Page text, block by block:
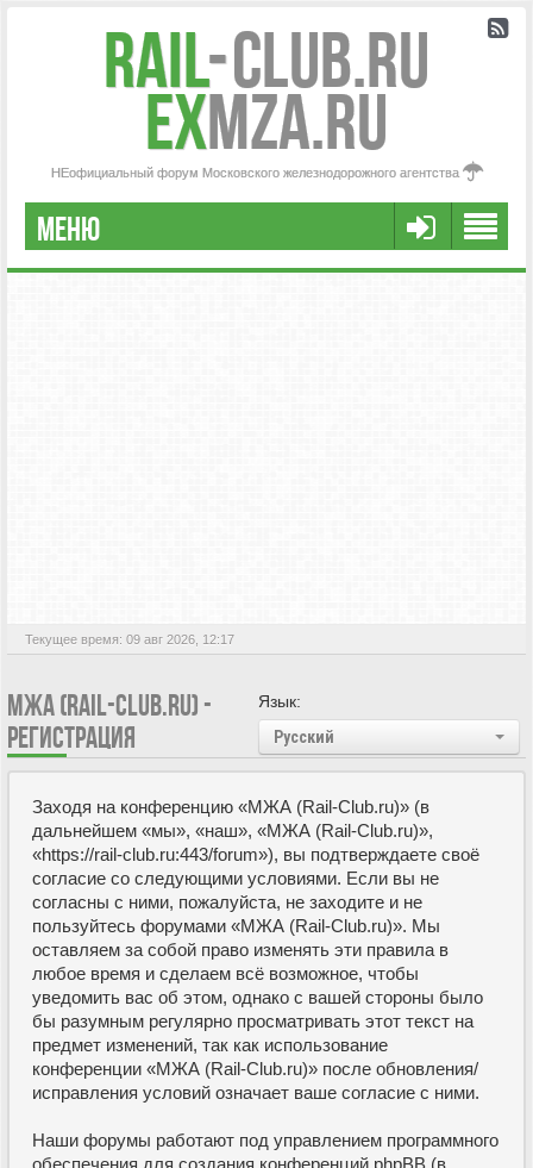
Rail-Club.RU
exMZA.RU
НЕофициальный форум Московского железнодорожного агентства
МЕНЮ
FAQ
Текущее время: 09 авг 2026, 12:17
Язык:
Русский
МЖА (RAIL-CLUB.RU) -
РЕГИСТРАЦИЯ
Заходя на конференцию «МЖА (Rail-Club.ru)» (в
дальнейшем «мы», «наш», «МЖА (Rail-Club.ru)»,
«https://rail-club.ru:443/forum»), вы подтверждаете своё
согласие со следующими условиями. Если вы не
согласны с ними, пожалуйста, не заходите и не
пользуйтесь форумами «МЖА (Rail-Club.ru)». Мы
оставляем за собой право изменять эти правила в
любое время и сделаем всё возможное, чтобы
уведомить вас об этом, однако с вашей стороны было
бы разумным регулярно просматривать этот текст на
предмет изменений, так как использование
конференции «МЖА (Rail-Club.ru)» после обновления/
исправления условий означает ваше согласие с ними.
Наши форумы работают под управлением программного
обеспечения для создания конференций phpBB (в